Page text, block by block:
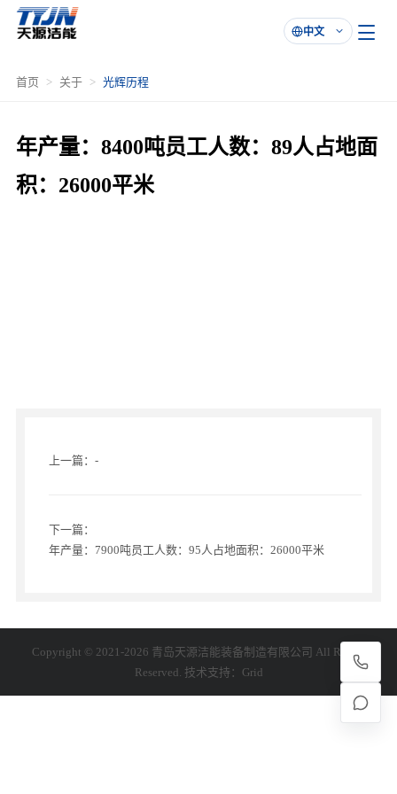

中文
首页 关于 光辉历程
年产量：8400吨员工人数：89人占地面
积：26000平米
上一篇：-
下一篇：
年产量：7900吨员工人数：95人占地面积：26000平米
Copyright © 2021-2026 青岛天源洁能装备制造有限公司 All Rights
Reserved. 技术支持： Grid